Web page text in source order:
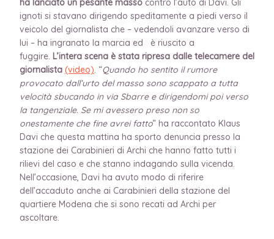
ha lanciato un pesante masso contro l’auto di Davi. Gli
ignoti si stavano dirigendo speditamente a piedi verso il
veicolo del giornalista che – vedendoli avanzare verso di
lui – ha ingranato la marcia ed è riuscito a
fuggire. L’intera scena è stata ripresa dalle telecamere del
giornalista (video). “Quando ho sentito il rumore
provocato dall’urto del masso sono scappato a tutta
velocità sbucando in via Sbarre e dirigendomi poi verso
la tangenziale. Se mi avessero preso non so
onestamente che fine avrei fatto” ha raccontato Klaus
Davi che questa mattina ha sporto denuncia presso la
stazione dei Carabinieri di Archi che hanno fatto tutti i
rilievi del caso e che stanno indagando sulla vicenda.
Nell’occasione, Davi ha avuto modo di riferire
dell’accaduto anche ai Carabinieri della stazione del
quartiere Modena che si sono recati ad Archi per
ascoltare.